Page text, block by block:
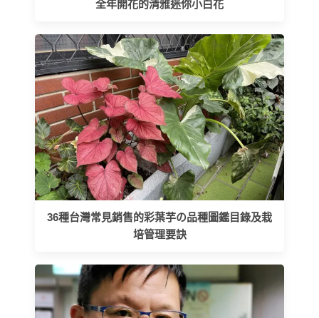
全年開花的清雅迷你小白花
36種台灣常見銷售的彩葉芋の品種圖鑑目錄及栽
培管理要訣